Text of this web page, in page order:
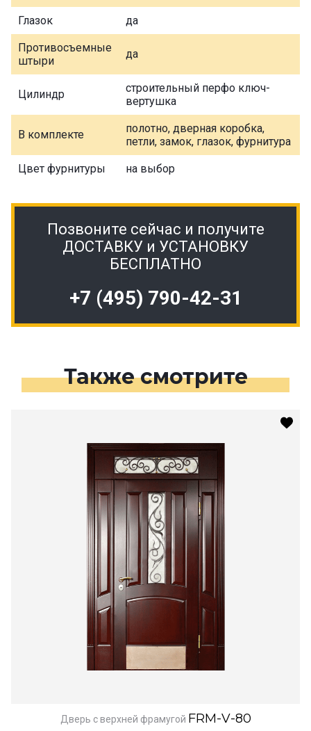
Глазок да
Противосъемные
штыри
да
Цилиндр
строительный перфо ключ-
вертушка
В комплекте
полотно, дверная коробка,
петли, замок, глазок, фурнитура
Цвет фурнитуры на выбор
Позвоните сейчас и получите
ДОСТАВКУ и УСТАНОВКУ
БЕСПЛАТНО
+7 (495) 790-42-31
Также смотрите
Дверь с верхней фрамугой FRM-V-80